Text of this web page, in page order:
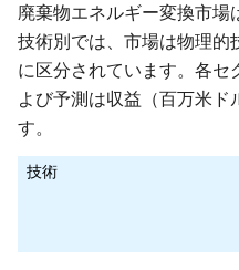
廃棄物エネルギー変換市場
技術別では、市場は物理的
に区分されています。各セ
よび予測は収益（百万米ド
す。
技術